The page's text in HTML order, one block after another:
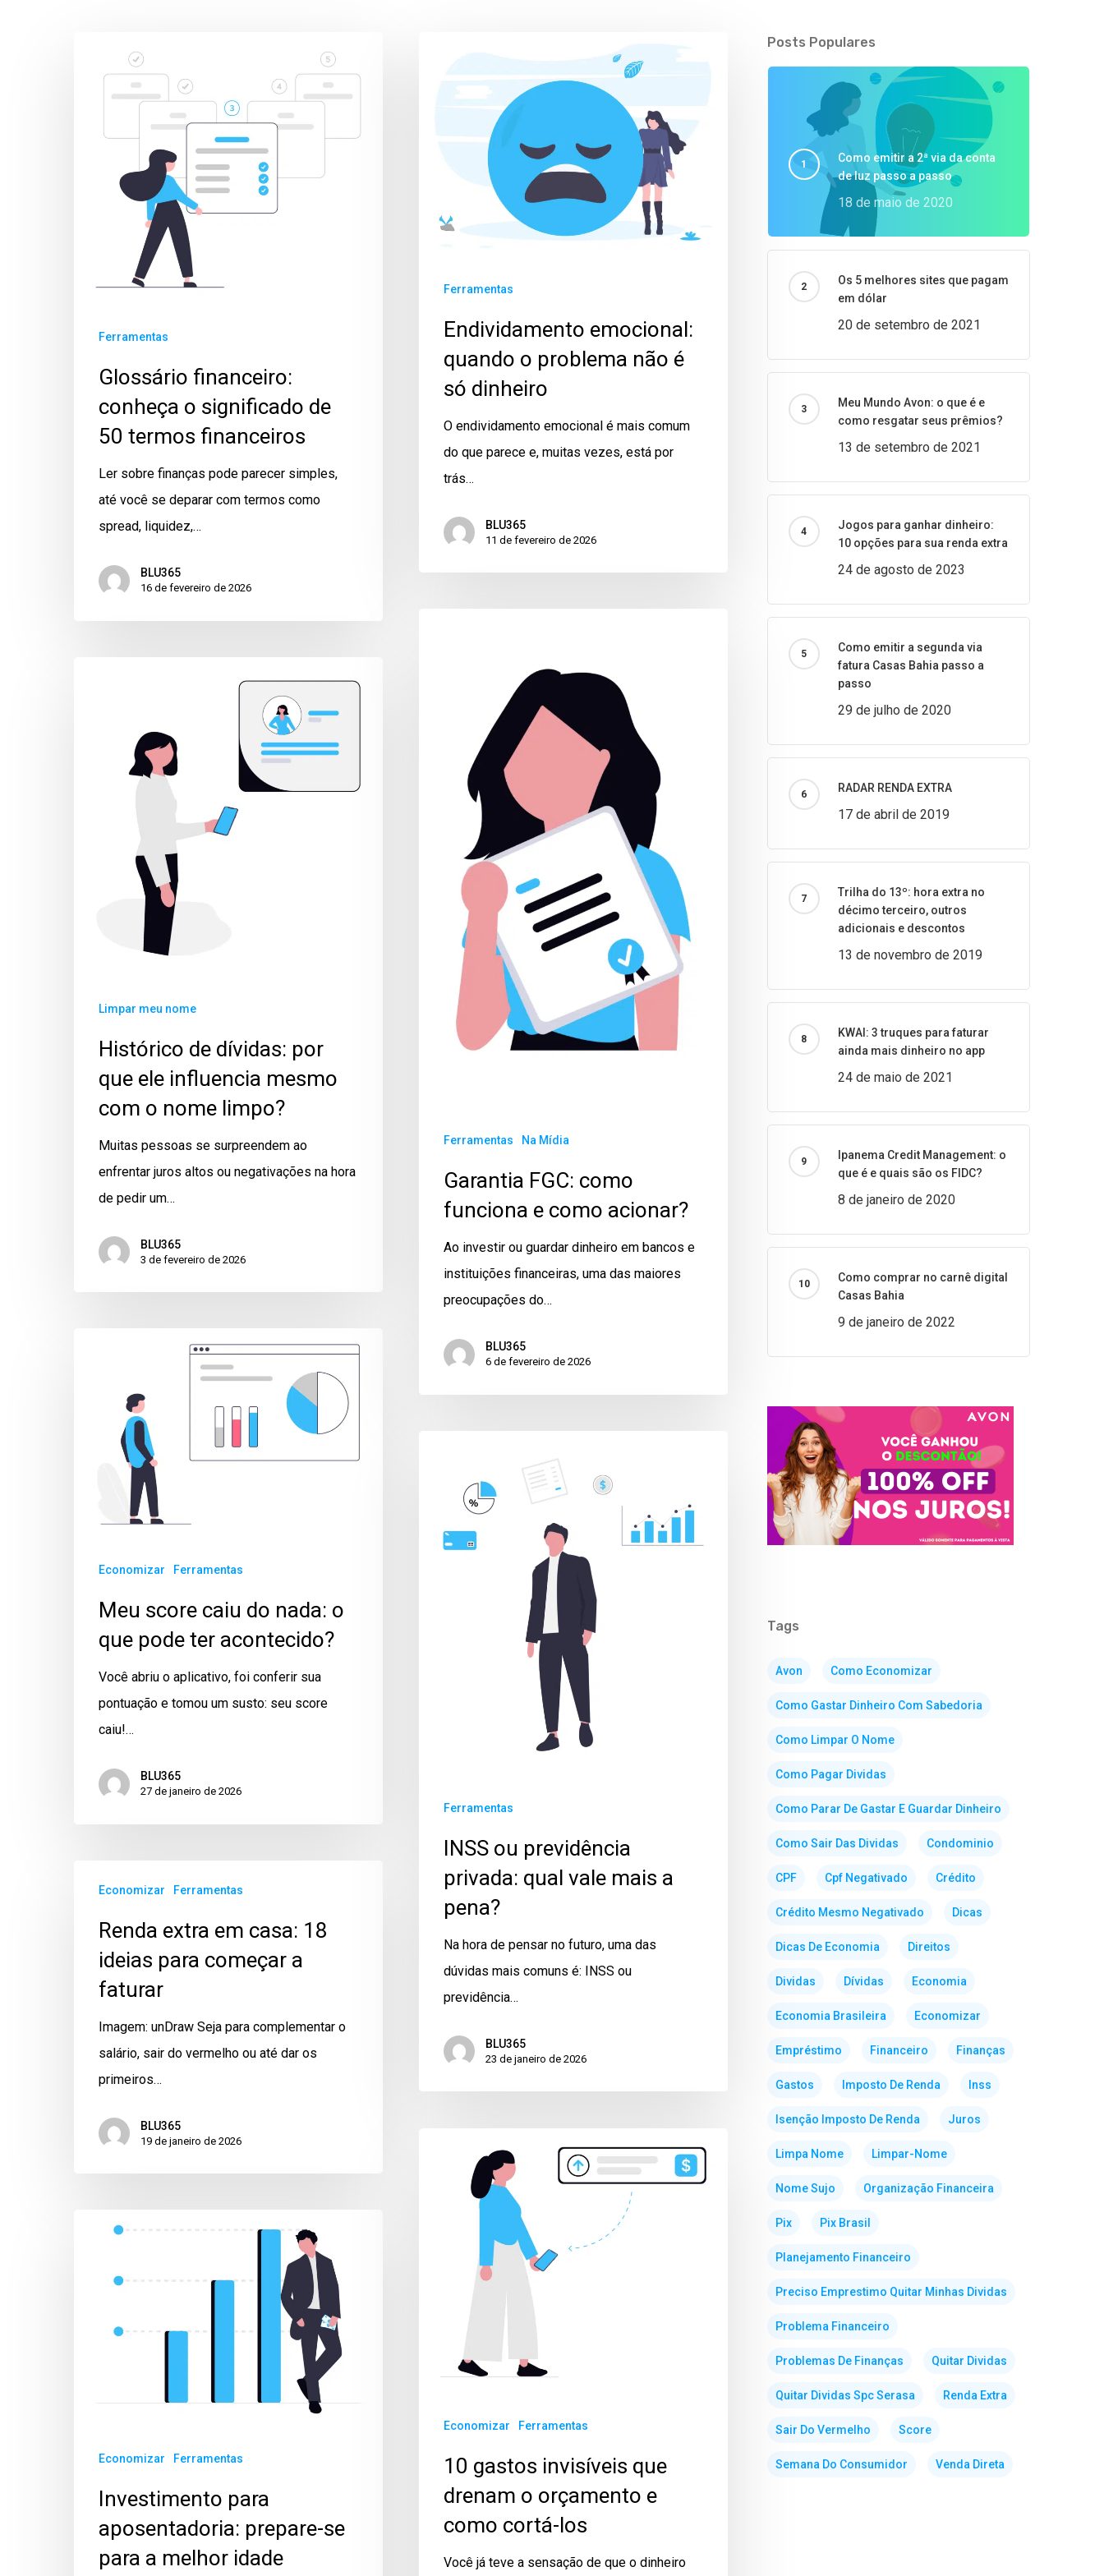
Ferramentas
Glossário financeiro:
conheça o significado de
50 termos financeiros
Ler sobre finanças pode parecer simples,
até você se deparar com termos como
spread, liquidez,…
BLU365
16 de fevereiro de 2026
Ferramentas
Endividamento emocional:
quando o problema não é
só dinheiro
O endividamento emocional é mais comum
do que parece e, muitas vezes, está por
trás…
BLU365
11 de fevereiro de 2026
Ferramentas Na Mídia
Garantia FGC: como
funciona e como acionar?
Ao investir ou guardar dinheiro em bancos e
instituições financeiras, uma das maiores
preocupações do…
BLU365
6 de fevereiro de 2026
Limpar meu nome
Histórico de dívidas: por
que ele influencia mesmo
com o nome limpo?
Muitas pessoas se surpreendem ao
enfrentar juros altos ou negativações na hora
de pedir um…
BLU365
3 de fevereiro de 2026
Economizar Ferramentas
Meu score caiu do nada: o
que pode ter acontecido?
Você abriu o aplicativo, foi conferir sua
pontuação e tomou um susto: seu score
caiu!…
BLU365
27 de janeiro de 2026
Ferramentas
INSS ou previdência
privada: qual vale mais a
pena?
Na hora de pensar no futuro, uma das
dúvidas mais comuns é: INSS ou
previdência…
BLU365
23 de janeiro de 2026
Economizar Ferramentas
Renda extra em casa: 18
ideias para começar a
faturar
Imagem: unDraw Seja para complementar o
salário, sair do vermelho ou até dar os
primeiros…
BLU365
19 de janeiro de 2026
Economizar Ferramentas
10 gastos invisíveis que
drenam o orçamento e
como cortá-los
Você já teve a sensação de que o dinheiro
Economizar Ferramentas
Investimento para
aposentadoria: prepare-se
para a melhor idade
Posts Populares
Como emitir a 2ª via da conta
de luz passo a passo
18 de maio de 2020
Os 5 melhores sites que pagam
em dólar
20 de setembro de 2021
Meu Mundo Avon: o que é e
como resgatar seus prêmios?
13 de setembro de 2021
Jogos para ganhar dinheiro:
10 opções para sua renda extra
24 de agosto de 2023
Como emitir a segunda via
fatura Casas Bahia passo a
passo
29 de julho de 2020
RADAR RENDA EXTRA
17 de abril de 2019
Trilha do 13º: hora extra no
décimo terceiro, outros
adicionais e descontos
13 de novembro de 2019
KWAI: 3 truques para faturar
ainda mais dinheiro no app
24 de maio de 2021
Ipanema Credit Management: o
que é e quais são os FIDC?
8 de janeiro de 2020
Como comprar no carnê digital
Casas Bahia
9 de janeiro de 2022
Tags
Avon Como Economizar
Como Gastar Dinheiro Com Sabedoria
Como Limpar O Nome
Como Pagar Dividas
Como Parar De Gastar E Guardar Dinheiro
Como Sair Das Dividas Condominio
CPF Cpf Negativado Crédito
Crédito Mesmo Negativado Dicas
Dicas De Economia Direitos
Dividas Dívidas Economia
Economia Brasileira Economizar
Empréstimo Financeiro Finanças
Gastos Imposto De Renda Inss
Isenção Imposto De Renda Juros
Limpa Nome Limpar-Nome
Nome Sujo Organização Financeira
Pix Pix Brasil
Planejamento Financeiro
Preciso Emprestimo Quitar Minhas Dividas
Problema Financeiro
Problemas De Finanças Quitar Dividas
Quitar Dividas Spc Serasa Renda Extra
Sair Do Vermelho Score
Semana Do Consumidor Venda Direta